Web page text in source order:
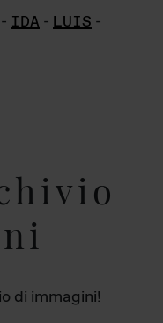
- IDA - LUIS -
di immagini!